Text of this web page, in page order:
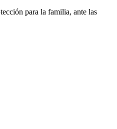
para la familia, ante las